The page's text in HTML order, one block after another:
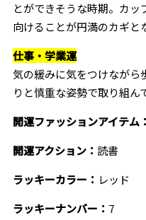
とができそうな時期。カ
向けることが円満のカギと
仕事・学業運
気の緩みに気をつけながら
りと慎重な姿勢で取り組ん
開運ファッションアイテム：
開運アクション： 読書
ラッキーカラー： レッド
ラッキーナンバー： 7